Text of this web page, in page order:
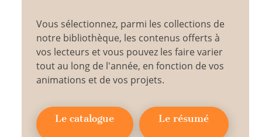
Vous sélectionnez, parmi les collections de
notre bibliothèque, les contenus offerts à
vos lecteurs et vous pouvez les faire varier
tout au long de l'année, en fonction de vos
animations et de vos projets.
Le catalogue Le résumé